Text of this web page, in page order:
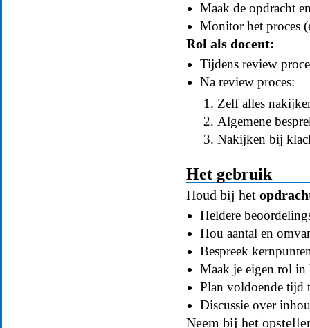
Maak de opdracht
Monitor het proces
Rol als docent:
Tijdens review
Na review proces:
Zelf alles
Algemene
Nakijken bij
Het gebruik
Houd bij het
Heldere
Hou aantal en
Bespreek
Maak je eigen rol
Plan voldoende tijd
Discussie over
Neem bij het